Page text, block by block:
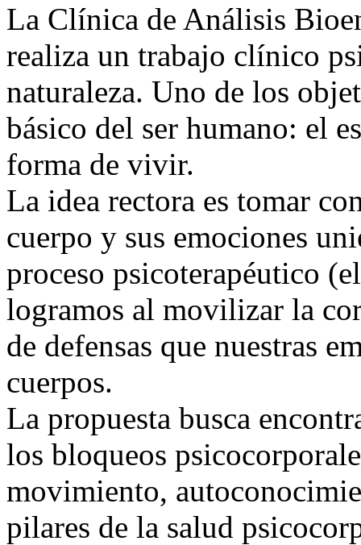
La Clínica de Análisis
realiza un trabajo clínico
naturaleza. Uno de los
básico del ser humano: el
forma de vivir.
La idea rectora es tomar
cuerpo y sus emociones
proceso psicoterapéutico
logramos al movilizar la
de defensas que nuestras
cuerpos.
La propuesta busca
los bloqueos
movimiento,
pilares de la salud